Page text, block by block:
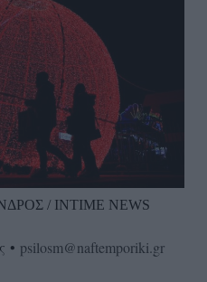
/ INTIME NEWS
• psilosm@naftemporiki.gr